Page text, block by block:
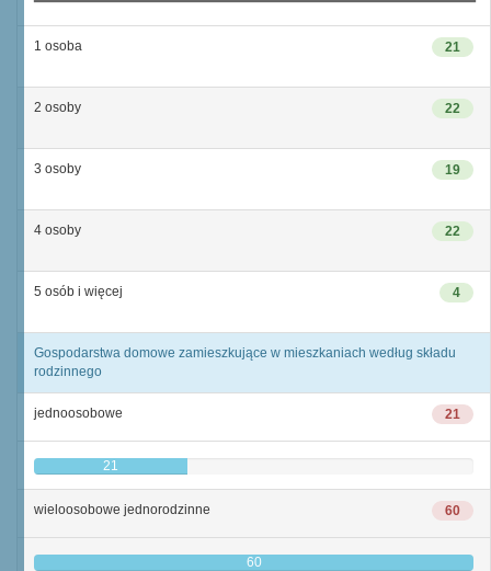
21
1 osoba
22
2 osoby
19
3 osoby
22
4 osoby
4
5 osób i więcej
Gospodarstwa domowe zamieszkujące w mieszkaniach według składu
rodzinnego
21
jednoosobowe
21
60
wieloosobowe jednorodzinne
60